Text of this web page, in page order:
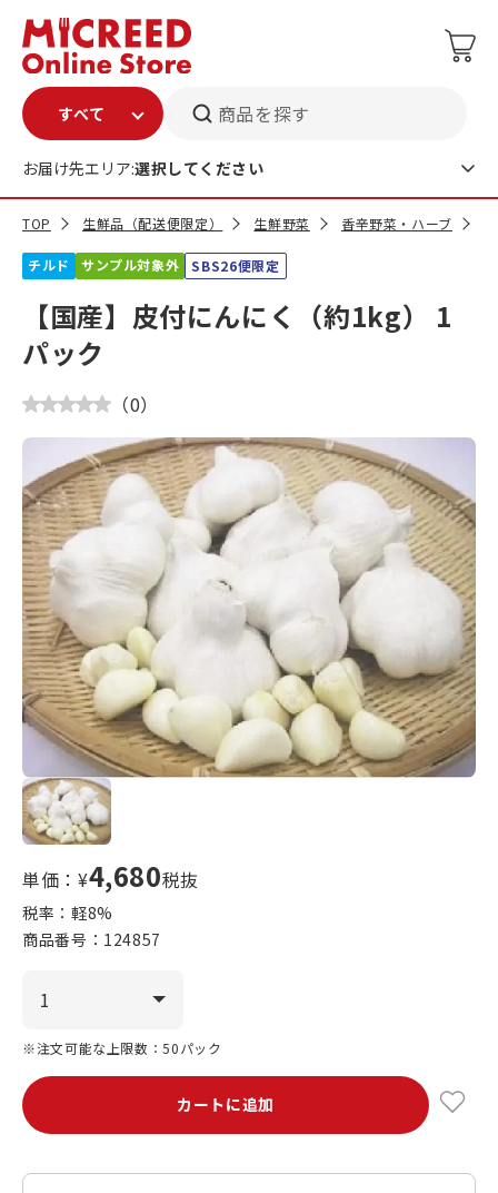
商品を探す
お届け先エリア:選択してください
TOP 生鮮品（配送便限定） 生鮮野菜 香辛野菜・ハーブ
チルド サンプル対象外 SBS26便限定
【国産】皮付にんにく（約1kg） 1
パック
（0）
単価：¥4,680税抜
税率：軽8%
商品番号： 124857
※注文可能な上限数：50パック
カートに追加